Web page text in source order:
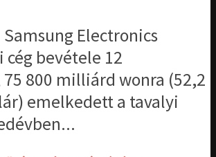
Electronics
bevétele 12
800 milliárd wonra (52,2
emelkedett a tavalyi